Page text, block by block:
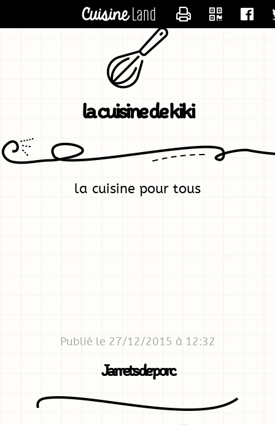
la cuisine de kiki
la cuisine pour tous
Publié le 27/12/2015 à 12:32
Jarrets de porc
CONTACTER